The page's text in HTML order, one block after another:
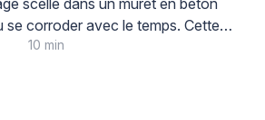
se corroder avec le temps. Cette
question technique importante
10 min